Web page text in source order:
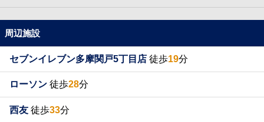
周辺施設
セブンイレブン多摩関戸5丁目店 徒歩19分
ローソン 徒歩28分
西友 徒歩33分